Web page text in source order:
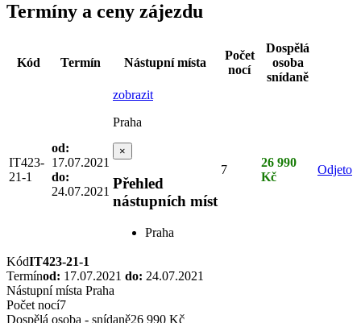
Termíny a ceny zájezdu
Kód Termín Nástupní místa
Počet
nocí
Dospělá
osoba
snídaně
IT423-
21-1
od:
17.07.2021
do:
24.07.2021
zobrazit
Praha
×
Přehled
nástupních míst
Praha
7
26 990
Kč
Odjeto
KódIT423-21-1
Termínod: 17.07.2021 do: 24.07.2021
Nástupní místa Praha
Počet nocí7
Dospělá osoba - snídaně26 990 Kč